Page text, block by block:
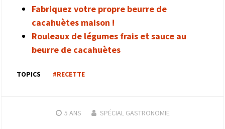
Fabriquez votre propre beurre de
cacahuètes maison !
Rouleaux de légumes frais et sauce au
beurre de cacahuètes
TOPICS #RECETTE
5 ANS SPÉCIAL GASTRONOMIE